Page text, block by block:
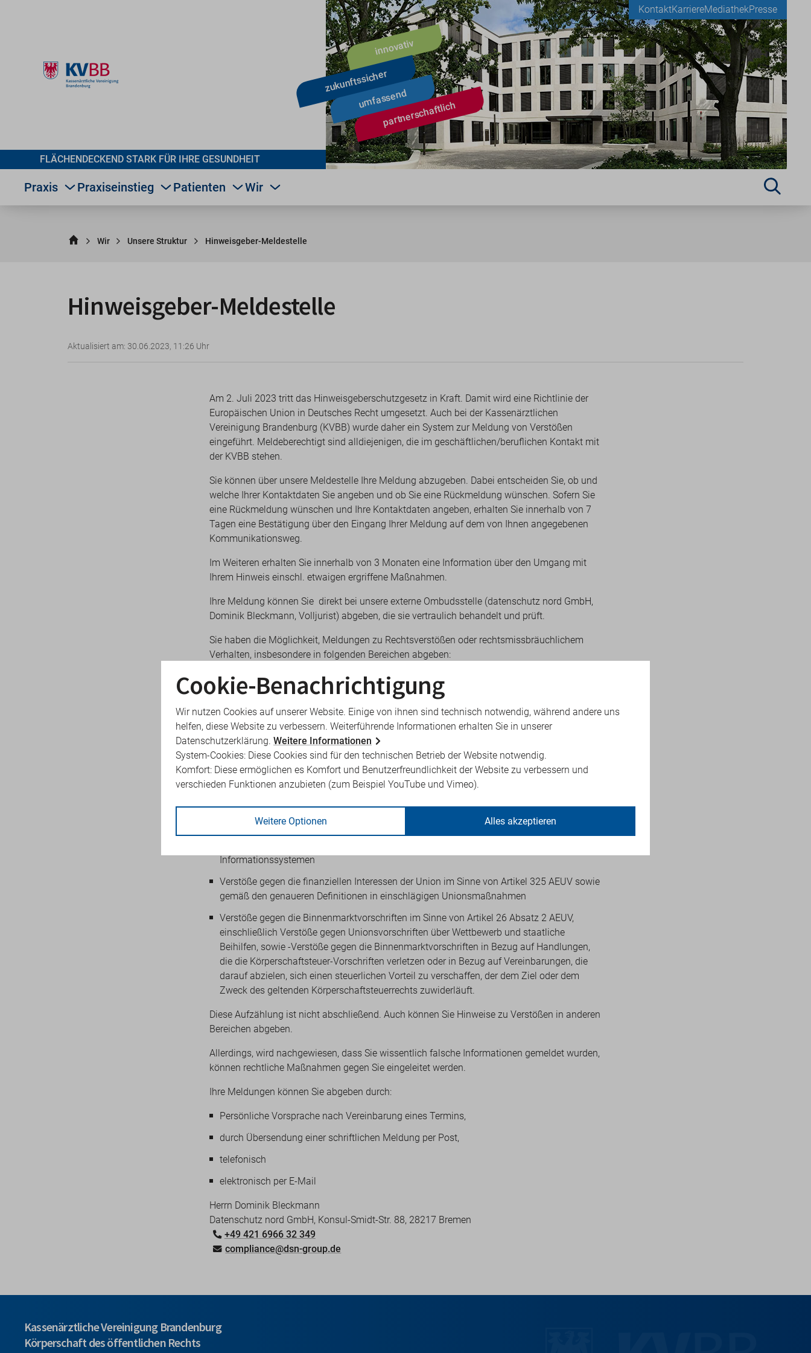
FLÄCHENDECKEND STARK FÜR IHRE GESUNDHEIT
Praxis Praxiseinstieg Patienten Wir
KontaktKarriereMediathekPresse
Wir Unsere Struktur Hinweisgeber-Meldestelle
Hinweisgeber-Meldestelle
Aktualisiert am: 30.06.2023, 11:26 Uhr
Am 2. Juli 2023 tritt das Hinweisgeberschutzgesetz in Kraft. Damit wird eine Richtlinie der
Europäischen Union in Deutsches Recht umgesetzt. Auch bei der Kassenärztlichen
Vereinigung Brandenburg (KVBB) wurde daher ein System zur Meldung von Verstößen
eingeführt. Meldeberechtigt sind alldiejenigen, die im geschäftlichen/beruflichen Kontakt mit
der KVBB stehen.
Sie können über unsere Meldestelle Ihre Meldung abzugeben. Dabei entscheiden Sie, ob und
welche Ihrer Kontaktdaten Sie angeben und ob Sie eine Rückmeldung wünschen. Sofern Sie
eine Rückmeldung wünschen und Ihre Kontaktdaten angeben, erhalten Sie innerhalb von 7
Tagen eine Bestätigung über den Eingang Ihrer Meldung auf dem von Ihnen angegebenen
Kommunikationsweg.
Im Weiteren erhalten Sie innerhalb von 3 Monaten eine Information über den Umgang mit
Ihrem Hinweis einschl. etwaigen ergriffene Maßnahmen.
Ihre Meldung können Sie direkt bei unsere externe Ombudsstelle (datenschutz nord GmbH,
Dominik Bleckmann, Volljurist) abgeben, die sie vertraulich behandelt und prüft.
Sie haben die Möglichkeit, Meldungen zu Rechtsverstößen oder rechtsmissbräuchlichem
Verhalten, insbesondere in folgenden Bereichen abgeben:
Öffentliches Auftragswesen
Finanzdienstleistungen, Finanzprodukte und Finanzmärkte sowie Verhinderung von
Geldwäsche und Terrorismusfinanzierung,
Produktsicherheit und -konformität
Verkehrssicherheit
Umweltschutz
Verbraucherschutz
Informationssystemen
Verstöße gegen die finanziellen Interessen der Union im Sinne von Artikel 325 AEUV sowie
gemäß den genaueren Definitionen in einschlägigen Unionsmaßnahmen
Verstöße gegen die Binnenmarktvorschriften im Sinne von Artikel 26 Absatz 2 AEUV,
einschließlich Verstöße gegen Unionsvorschriften über Wettbewerb und staatliche
Beihilfen, sowie -Verstöße gegen die Binnenmarktvorschriften in Bezug auf Handlungen,
die die Körperschaftsteuer-Vorschriften verletzen oder in Bezug auf Vereinbarungen, die
darauf abzielen, sich einen steuerlichen Vorteil zu verschaffen, der dem Ziel oder dem
Zweck des geltenden Körperschaftsteuerrechts zuwiderläuft.
Diese Aufzählung ist nicht abschließend. Auch können Sie Hinweise zu Verstößen in anderen
Bereichen abgeben.
Allerdings, wird nachgewiesen, dass Sie wissentlich falsche Informationen gemeldet wurden,
können rechtliche Maßnahmen gegen Sie eingeleitet werden.
Ihre Meldungen können Sie abgeben durch:
Persönliche Vorsprache nach Vereinbarung eines Termins,
durch Übersendung einer schriftlichen Meldung per Post,
telefonisch
elektronisch per E-Mail
Herrn Dominik Bleckmann
Datenschutz nord GmbH, Konsul-Smidt-Str. 88, 28217 Bremen
+49 421 6966 32 349
compliance@dsn-group.de
Kassenärztliche Vereinigung Brandenburg
Körperschaft des öffentlichen Rechts
Cookie-Benachrichtigung
Wir nutzen Cookies auf unserer Website. Einige von ihnen sind technisch notwendig, während andere uns
helfen, diese Website zu verbessern. Weiterführende Informationen erhalten Sie in unserer
Datenschutzerklärung. Weitere Informationen
System-Cookies: Diese Cookies sind für den technischen Betrieb der Website notwendig.
Komfort: Diese ermöglichen es Komfort und Benutzerfreundlichkeit der Website zu verbessern und
verschieden Funktionen anzubieten (zum Beispiel YouTube und Vimeo).
Weitere Optionen Alles akzeptieren